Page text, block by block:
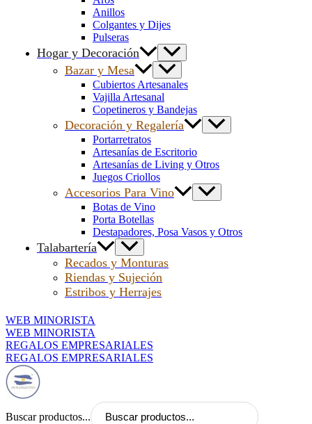
Anillos
Colgantes y Dijes
Pulseras
Hogar y Decoración
Bazar y Mesa
Cubiertos Artesanales
Vajilla Artesanal
Copetineros y Bandejas
Decoración y Regalería
Portarretratos
Artesanías de Escritorio
Artesanías de Living y Otros
Juegos Criollos
Accesorios Para Vino
Botas de Vino
Porta Botellas
Destapadores, Posa Vasos y Otros
Talabartería
Recados y Monturas
Riendas y Sujeción
Estribos y Herrajes
WEB MINORISTA
WEB MINORISTA
REGALOS EMPRESARIALES
REGALOS EMPRESARIALES
Buscar productos...